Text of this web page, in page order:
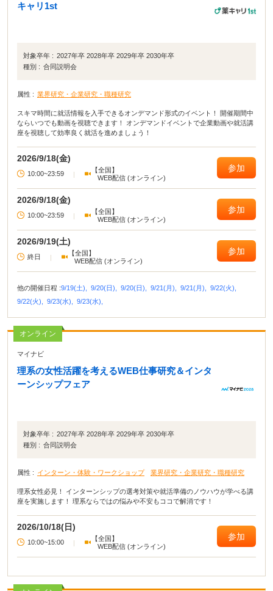
キャリ1st
対象卒年 : 2027年卒 2028年卒 2029年卒 2030年卒
種別 : 合同説明会
属性 : 業界研究・企業研究・職種研究
スキマ時間に就活情報を入手できるオンデマンド形式のイベント！ 開催期間中
ならいつでも動画を視聴できます！ オンデマンドイベントで企業動画や就活講
座を視聴して効率良く就活を進めましょう！
2026/9/18(金)
10:00~23:59 |
【全国】
WEB配信 (オンライン)
参加
2026/9/18(金)
10:00~23:59 |
【全国】
WEB配信 (オンライン)
参加
2026/9/19(土)
終日 |
【全国】
WEB配信 (オンライン)
参加
他の開催日程 :9/19(土), 9/20(日), 9/20(日), 9/21(月), 9/21(月),
9/22(火),
9/22(火),
9/23(水), 9/23(水),
オンライン
マイナビ
理系の女性活躍を考えるWEB仕事研究＆インタ
ーンシップフェア
対象卒年 : 2027年卒 2028年卒 2029年卒 2030年卒
種別 : 合同説明会
属性 : インターン・体験・ワークショップ 業界研究・企業研究・職種研究
理系女性必見！ インターンシップの選考対策や就活準備のノウハウが学べる講
座を実施します！ 理系ならではの悩みや不安もココで解消です！
2026/10/18(日)
10:00~15:00 |
【全国】
WEB配信 (オンライン)
参加